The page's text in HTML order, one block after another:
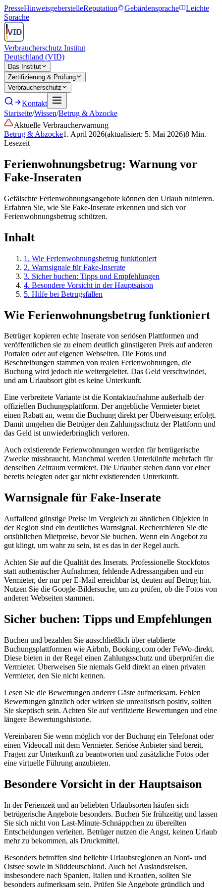
PresseHinweisgeberstelleReputation Gebärdensprache
Leichte
Sprache
Verbraucherschutz Institut
Deutschland (VID)
Das Institut
Zertifizierung & Prüfung
Verbraucherschutz
Kontakt
Startseite/Wissen/Betrug & Abzocke
Aktuelle Verbraucherwarnung
Betrug & Abzocke1. April 2026(aktualisiert: 5. Mai 2026)8 Min.
Lesezeit
Ferienwohnungsbetrug: Warnung vor
Fake-Inseraten
Gefälschte Ferienwohnungsangebote können den Urlaub ruinieren.
Erfahren Sie, wie Sie Fake-Inserate erkennen und sich vor
Ferienwohnungsbetrug schützen.
Inhalt
1 . Wie Ferienwohnungsbetrug funktioniert
2. Warnsignale für Fake-Inserate
3. Sicher buchen: Tipps und Empfehlungen
4. Besondere Vorsicht in der Hauptsaison
5. Hilfe bei Betrugsfällen
Wie Ferienwohnungsbetrug funktioniert
Betrüger kopieren echte Inserate von seriösen Plattformen und
veröffentlichen sie zu einem deutlich günstigeren Preis auf anderen
Portalen oder auf eigenen Webseiten. Die Fotos und
Beschreibungen stammen von realen Ferienwohnungen, die
Buchung wird jedoch nie weitergeleitet. Das Geld verschwindet,
und am Urlaubsort gibt es keine Unterkunft.
Eine verbreitete Variante ist die Kontaktaufnahme außerhalb der
offiziellen Buchungsplattform. Der angebliche Vermieter bietet
einen Rabatt an, wenn die Buchung direkt per Überweisung erfolgt.
Damit umgehen die Betrüger den Zahlungsschutz der Plattform und
das Geld ist unwiederbringlich verloren.
Auch existierende Ferienwohnungen werden für betrügerische
Zwecke missbraucht. Manchmal werden Unterkünfte mehrfach für
denselben Zeitraum vermietet. Die Urlauber stehen dann vor einer
bereits belegten oder gar nicht existierenden Unterkunft.
Warnsignale für Fake-Inserate
Auffallend günstige Preise im Vergleich zu ähnlichen Objekten in
der Region sind ein deutliches Warnsignal. Recherchieren Sie die
ortsüblichen Mietpreise, bevor Sie buchen. Wenn ein Angebot zu
gut klingt, um wahr zu sein, ist es das in der Regel auch.
Achten Sie auf die Qualität des Inserats. Professionelle Stockfotos
statt authentischer Aufnahmen, fehlende Adressangaben und ein
Vermieter, der nur per E-Mail erreichbar ist, deuten auf Betrug hin.
Nutzen Sie die Google-Bildersuche, um zu prüfen, ob die Fotos von
anderen Webseiten stammen.
Sicher buchen: Tipps und Empfehlungen
Buchen und bezahlen Sie ausschließlich über etablierte
Buchungsplattformen wie Airbnb, Booking.com oder FeWo-direkt.
Diese bieten in der Regel einen Zahlungsschutz und überprüfen die
Vermieter. Überweisen Sie niemals Geld direkt an einen privaten
Vermieter, den Sie nicht kennen.
Lesen Sie die Bewertungen anderer Gäste aufmerksam. Fehlen
Bewertungen gänzlich oder wirken sie unrealistisch positiv, sollten
Sie skeptisch sein. Achten Sie auf verifizierte Bewertungen und eine
längere Bewertungshistorie.
Vereinbaren Sie wenn möglich vor der Buchung ein Telefonat oder
einen Videocall mit dem Vermieter. Seriöse Anbieter sind bereit,
Fragen zur Unterkunft zu beantworten und zusätzliche Fotos oder
eine virtuelle Führung anzubieten.
Besondere Vorsicht in der Hauptsaison
In der Ferienzeit und an beliebten Urlaubsorten häufen sich
betrügerische Angebote besonders. Buchen Sie frühzeitig und lassen
Sie sich nicht von Last-Minute-Schnäppchen zu übereilten
Entscheidungen verleiten. Betrüger nutzen die Angst, keinen Urlaub
mehr zu bekommen, als Druckmittel.
Besonders betroffen sind beliebte Urlaubsregionen an Nord- und
Ostsee sowie in Süddeutschland. Auch bei Auslandsreisen,
insbesondere nach Spanien, Italien und Kroatien, sollten Sie
besonders aufmerksam sein. Prüfen Sie Angebote gründlich und